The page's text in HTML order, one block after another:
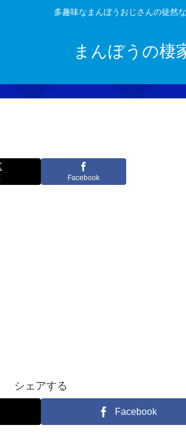
多趣味なまんぼうおじさんの徒然
まんぼうの棲
Facebook
シェアする
Facebook